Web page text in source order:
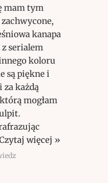
mam tym
kanapa
serialem
koloru
są piękne i
za każdą
mogłam
więcej »